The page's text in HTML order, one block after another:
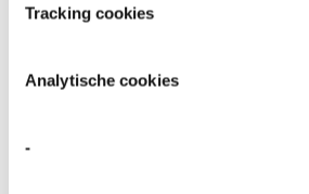
Tracking cookies
Analytische cookies
-